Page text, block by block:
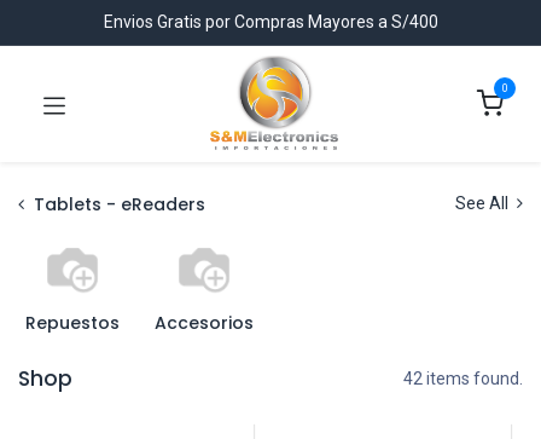
Envios Gratis por Compras Mayores a S/400
0
Tablets - eReaders See All
Repuestos Accesorios
Shop 42 items found.